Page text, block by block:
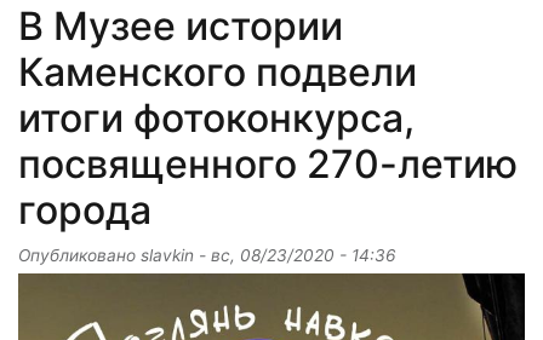
В Музее истории
Каменского подвели
итоги фотоконкурса,
посвященного 270-летию
города
Опубликовано slavkin - вс, 08/23/2020 - 14:36